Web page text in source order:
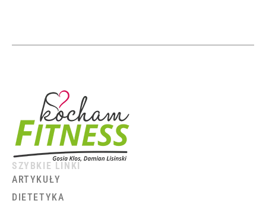
SZYBKIE LINKI
ARTYKUŁY
DIETETYKA